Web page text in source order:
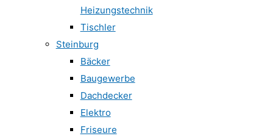
Heizungstechnik
Tischler
Steinburg
Bäcker
Baugewerbe
Dachdecker
Elektro
Friseure